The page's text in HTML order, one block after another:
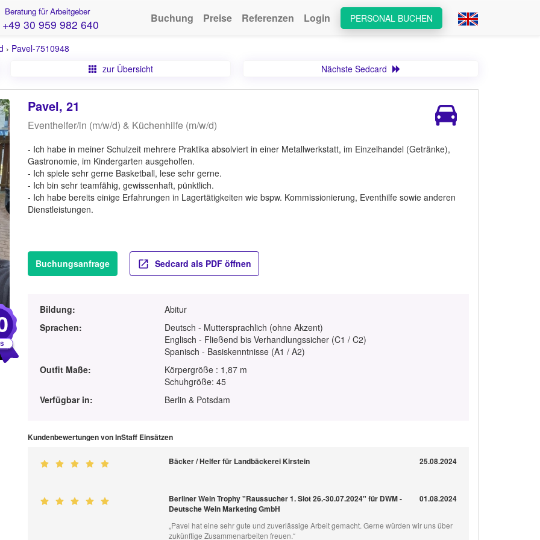
Beratung für Arbeitgeber
+49 30 959 982 640 PERSONAL BUCHEN
Buchung Preise Referenzen Login
› Pavel-7510948
zur Übersicht
Nächste Sedcard
Pavel, 21
Eventhelfer/in (m/w/d) & Küchenhilfe (m/w/d)
- Ich habe in meiner Schulzeit mehrere Praktika absolviert in einer Metallwerkstatt, im Einzelhandel (Getränke),
Gastronomie, im Kindergarten ausgeholfen.
- Ich spiele sehr gerne Basketball, lese sehr gerne.
- Ich bin sehr teamfähig, gewissenhaft, pünktlich.
- Ich habe bereits einige Erfahrungen in Lagertätigkeiten wie bspw. Kommissionierung, Eventhilfe sowie anderen
Dienstleistungen.
Buchungsanfrage Sedcard als PDF öffnen
Bildung:
Abitur
Sprachen:
Deutsch - Muttersprachlich (ohne Akzent)
Englisch - Fließend bis Verhandlungssicher (C1 / C2)
Spanisch - Basiskenntnisse (A1 / A2)
Outfit Maße:
Körpergröße : 1,87 m
Schuhgröße: 45
Verfügbar in:
Berlin & Potsdam
Kundenbewertungen von InStaff Einsätzen
Bäcker / Helfer für Landbäckerei Kirstein 25.08.2024
Berliner Wein Trophy "Raussucher 1. Slot 26.-30.07.2024" für DWM -
Deutsche Wein Marketing GmbH
01.08.2024
„Pavel hat eine sehr gute und zuverlässige Arbeit gemacht. Gerne würden wir uns über
zukünftige Zusammenarbeiten freuen.“